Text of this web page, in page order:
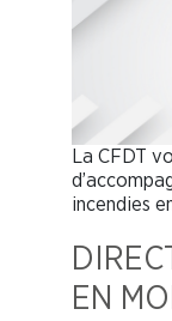
La CFDT
incendies
EN